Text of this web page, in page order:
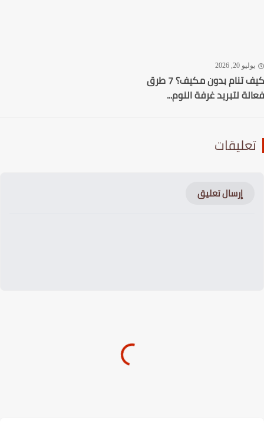
20, 2026
كيف تنام بدون مكيف؟ 7 طرق
لتبريد غرفة النوم...
إرسال تعليق